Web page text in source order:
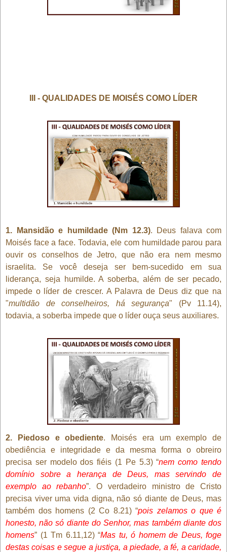
III - QUALIDADES DE MOISÉS COMO LÍDER
1. Mansidão e humildade (Nm 12.3). Deus falava com
Moisés face a face. Todavia, ele com humildade parou para
ouvir os conselhos de Jetro, que não era nem mesmo
israelita. Se você deseja ser bem-sucedido em sua
liderança, seja humilde. A soberba, além de ser pecado,
impede o líder de crescer. A Palavra de Deus diz que na
"multidão de conselheiros, há segurança" (Pv 11.14),
todavia, a soberba impede que o líder ouça seus auxiliares.
2. Piedoso e obediente. Moisés era um exemplo de
obediência e integridade e da mesma forma o obreiro
precisa ser modelo dos fiéis (1 Pe 5.3) “nem como tendo
domínio sobre a herança de Deus, mas servindo de
exemplo ao rebanho”. O verdadeiro ministro de Cristo
precisa viver uma vida digna, não só diante de Deus, mas
também dos homens (2 Co 8.21) “pois zelamos o que é
honesto, não só diante do Senhor, mas também diante dos
homens” (1 Tm 6.11,12) “Mas tu, ó homem de Deus, foge
destas coisas e segue a justiça, a piedade, a fé, a caridade,